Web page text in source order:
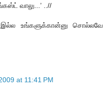
வாலு...’ ..//
உங்களுக்கான்னு சொல்லவே
at 11:41 PM